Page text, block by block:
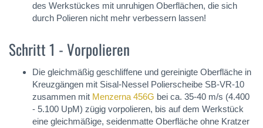
des Werkstückes mit unruhigen Oberflächen, die sich
durch Polieren nicht mehr verbessern lassen!
Schritt 1 - Vorpolieren
Die gleichmäßig geschliffene und gereinigte Oberfläche in
Kreuzgängen mit Sisal-Nessel Polierscheibe SB-VR-10
zusammen mit Menzerna 456G bei ca. 35-40 m/s (4.400
- 5.100 UpM) zügig vorpolieren, bis auf dem Werkstück
eine gleichmäßige, seidenmatte Oberfläche ohne Kratzer